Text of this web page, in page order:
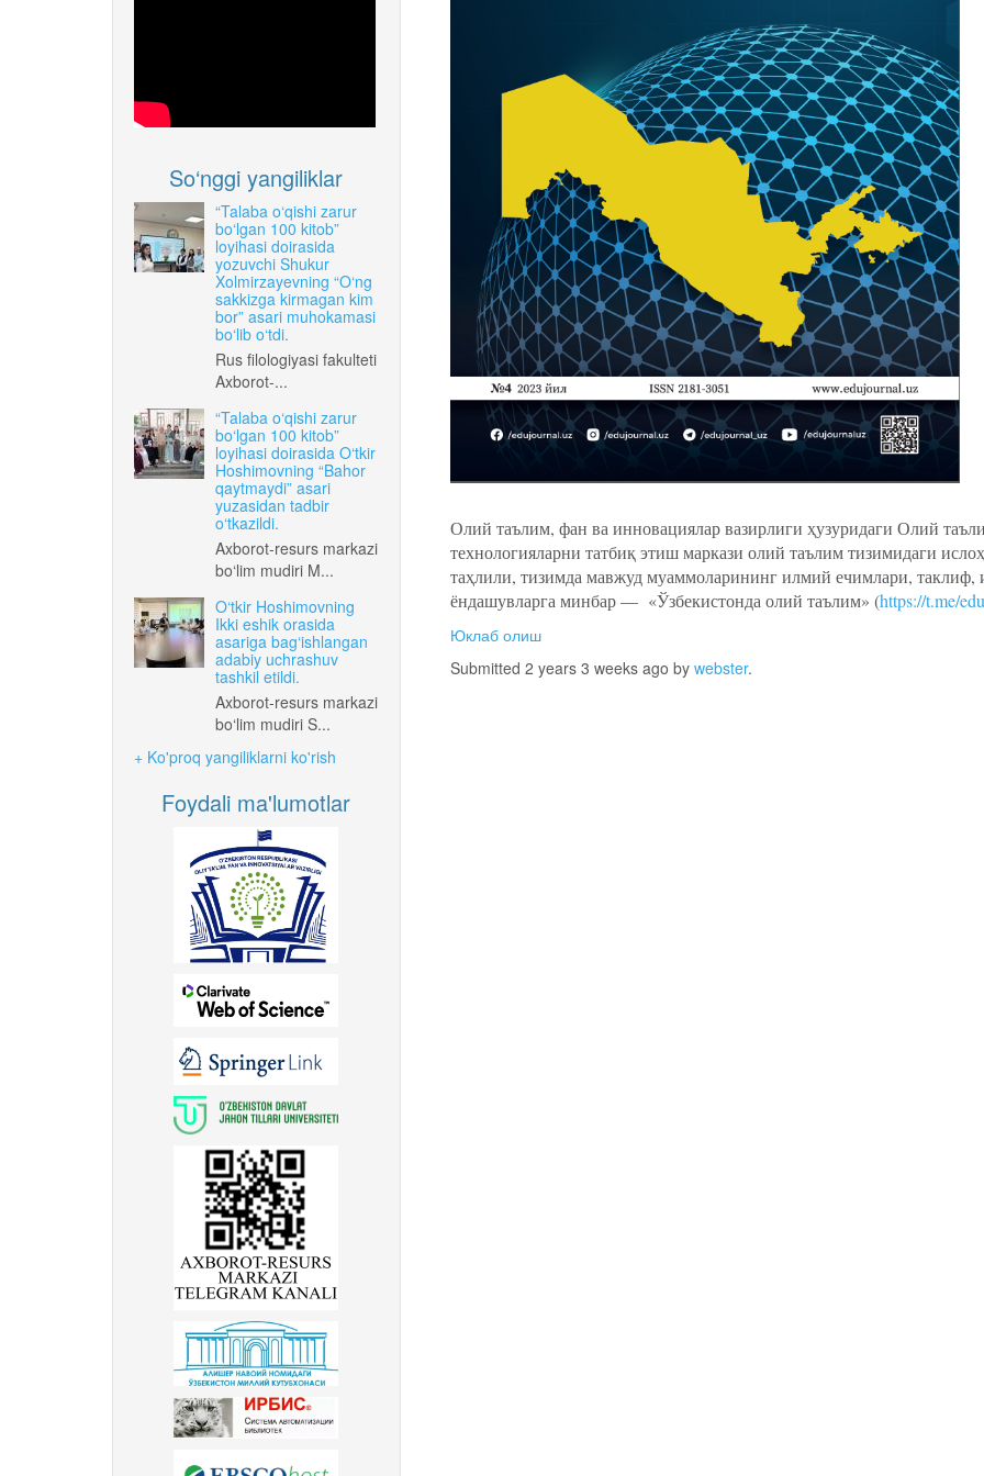
Олий таълим, фан ва инновациялар вазирлиги ҳузуридаги Олий
технологияларни татбиқ этиш маркази олий таълим тизимидаги
таҳлили, тизимда мавжуд муаммоларининг илмий ечимлари, таклиф,
ёндашувларга минбар — «Ўзбекистонда олий таълим» (https://t.me/
Юклаб олиш
Submitted 2 years 3 weeks ago by webster.
So‘nggi yangiliklar
“Talaba o‘qishi zarur
bo‘lgan 100 kitob”
loyihasi doirasida
yozuvchi Shukur
Xolmirzayevning “O‘ng
sakkizga kirmagan kim
bor” asari muhokamasi
bo‘lib o‘tdi.
Rus filologiyasi fakulteti
Axborot-...
“Talaba o‘qishi zarur
bo‘lgan 100 kitob”
loyihasi doirasida O‘tkir
Hoshimovning “Bahor
qaytmaydi” asari
yuzasidan tadbir
o‘tkazildi.
Axborot-resurs markazi
bo‘lim mudiri M...
O‘tkir Hoshimovning
Ikki eshik orasida
asariga bag‘ishlangan
adabiy uchrashuv
tashkil etildi.
Axborot-resurs markazi
bo‘lim mudiri S...
+ Ko'proq yangiliklarni ko'rish
Foydali ma'lumotlar